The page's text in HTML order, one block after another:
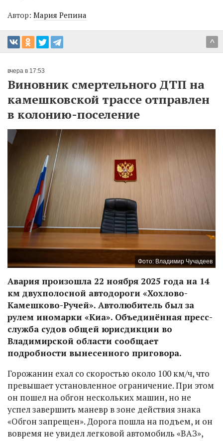
Автор: Мария Репина
^
вчера в 17:53
Виновник смертельного ДТП на
камешковской трассе отправлен
в колонию-поселение
Фото: Владимир Чучадеев
Авария произошла 22 ноября 2025 года на 14
км двухполосной автодороги «Хохлово-
Камешково-Ручей». Автолюбитель был за
рулем иномарки «Киа». Объединённая пресс-
служба судов общей юрисдикции во
Владимирской области сообщает
подробности вынесенного приговора.
Горожанин ехал со скоростью около 100 км/ч, что
превышает установленное ограничение. При этом
он пошел на обгон нескольких машин, но не
успел завершить маневр в зоне действия знака
«Обгон запрещен». Дорога пошла на подъем, и он
вовремя не увидел легковой автомобиль «ВАЗ»,